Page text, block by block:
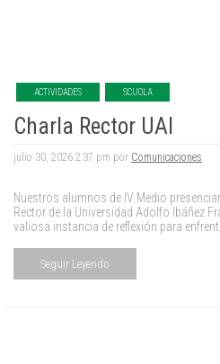
ACTIVIDADES SCUOLA
Charla Rector UAI
julio 30, 2026 2:37 pm por Comunicaciones.
Nuestros alumnos de IV Medio
Rector de la Universidad Adolfo Ibáñez
valiosa instancia de reflexión para
Seguir Leyendo